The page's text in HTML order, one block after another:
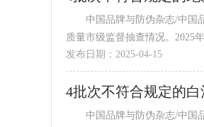
中国品牌与防伪杂志/中国品牌质量网讯 ( 作者 张忠 ) 近日，四川省广元市市场监督
质量市级监督抽查情况。2025
发布日期：2025-04-15
4批次不符合规定的
中国品牌与防伪杂志/中国品牌质量网讯 ( 作者 张忠 ) 根据重庆市市场监督管理局